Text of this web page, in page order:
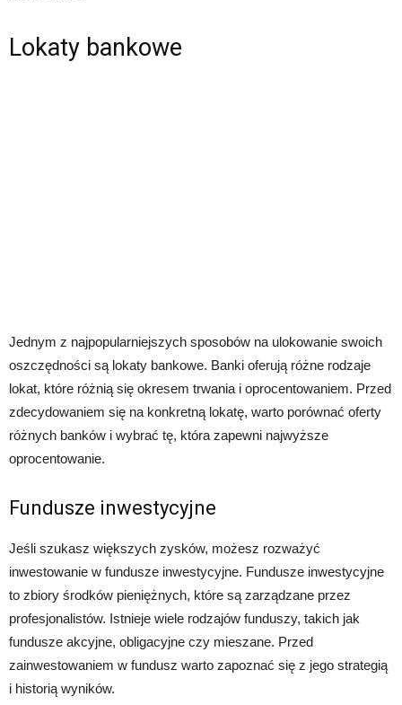
Lokaty bankowe
Jednym z najpopularniejszych sposobów na ulokowanie swoich
oszczędności są lokaty bankowe. Banki oferują różne rodzaje
lokat, które różnią się okresem trwania i oprocentowaniem. Przed
zdecydowaniem się na konkretną lokatę, warto porównać oferty
różnych banków i wybrać tę, która zapewni najwyższe
oprocentowanie.
Fundusze inwestycyjne
Jeśli szukasz większych zysków, możesz rozważyć
inwestowanie w fundusze inwestycyjne. Fundusze inwestycyjne
to zbiory środków pieniężnych, które są zarządzane przez
profesjonalistów. Istnieje wiele rodzajów funduszy, takich jak
fundusze akcyjne, obligacyjne czy mieszane. Przed
zainwestowaniem w fundusz warto zapoznać się z jego strategią
i historią wyników.